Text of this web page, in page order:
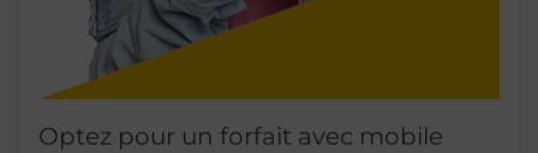
Optez pour un forfait avec mobile